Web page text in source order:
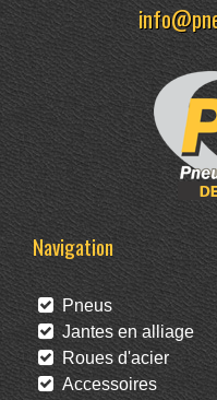
Navigation
Pneus
Jantes en alliage
Roues d'acier
Accessoires